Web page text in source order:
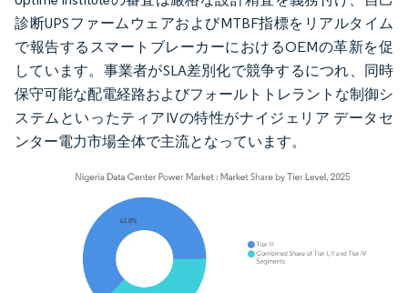
診断UPSファームウェアおよびMTBF指標をリアルタイム
で報告するスマートブレーカーにおけるOEMの革新を促
しています。事業者がSLA差別化で競争するにつれ、同時
保守可能な配電経路およびフォールトトレラントな制御シ
ステムといったティアIVの特性がナイジェリア データセ
ンター電力市場全体で主流となっています。